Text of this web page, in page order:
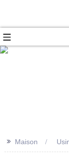
>> Maison